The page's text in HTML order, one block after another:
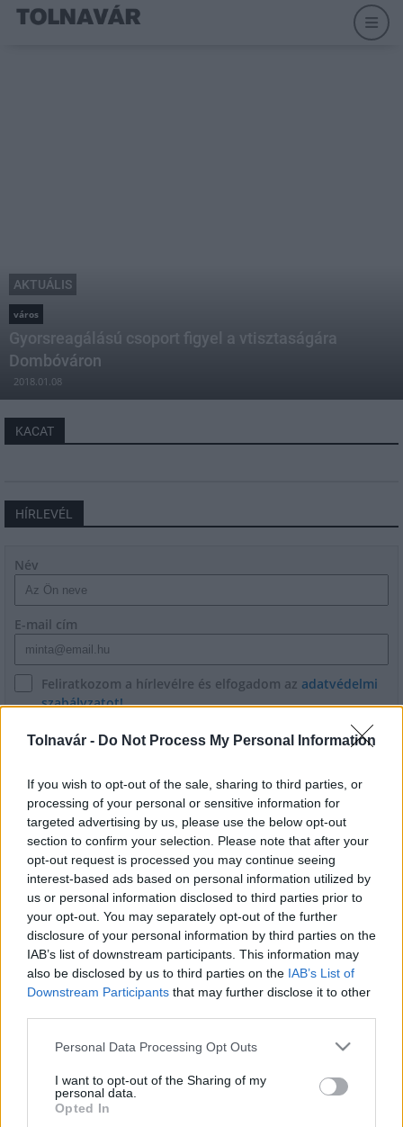
Tolnavár - Do Not Process My Personal Information
If you wish to opt-out of the sale, sharing to third parties, or
processing of your personal or sensitive information for
targeted advertising by us, please use the below opt-out
section to confirm your selection. Please note that after your
opt-out request is processed you may continue seeing
interest-based ads based on personal information utilized by
us or personal information disclosed to third parties prior to
your opt-out. You may separately opt-out of the further
disclosure of your personal information by third parties on the
IAB’s list of downstream participants. This information may
also be disclosed by us to third parties on the IAB’s List of
Downstream Participants that may further disclose it to other
Please note that this website/app uses one or more Google
not limited to your visit or usage behaviour. You may click to
grant or deny consent to Google and its third-party tags to
use your data for below specified purposes in below Google
Personal Data Processing Opt Outs
I want to opt-out of the Sharing of my
personal data.
Opted In
AKTUÁLIS
város
Gyorsreagálású csoport figyel a vtisztaságára
Dombóváron
2018.01.08
KACAT
HÍRLEVÉL
Név
E-mail cím
Feliratkozom a hírlevélre és elfogadom az adatvédelmi
szabályzatot!
FELIRATKOZÁS
LEGFRISSEBB
Országos hírek
KECSKEMÉTEN IS SZAKIRÁNYÚ
TOVÁBBKÉPZÉSEKKEL ERŐSÍT A GÁL FERENC
EGYETEM
elkerülésében
Folytatódik a szúnyogírtás szerte az országban. Az ázsiai
tigrisszúnyog a vízhiány ellenére is talál szaporodási helyet a
vödrökben, gyermekjátékokban.